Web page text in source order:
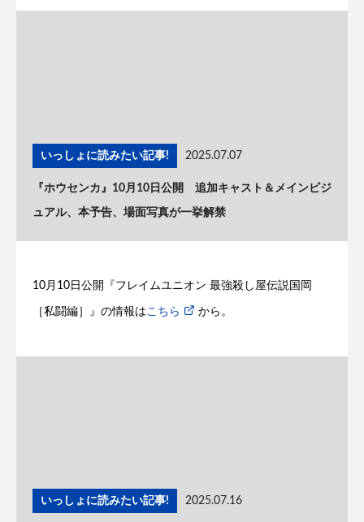
いっしょに読みたい記事! 2025.07.07
『ホウセンカ』10月10日公開 追加キャスト＆メインビジ
ュアル、本予告、場面写真が一挙解禁
10月10日公開『フレイムユニオン 最強殺し屋伝説国岡
［私闘編］』の情報は こちら から。
いっしょに読みたい記事! 2025.07.16